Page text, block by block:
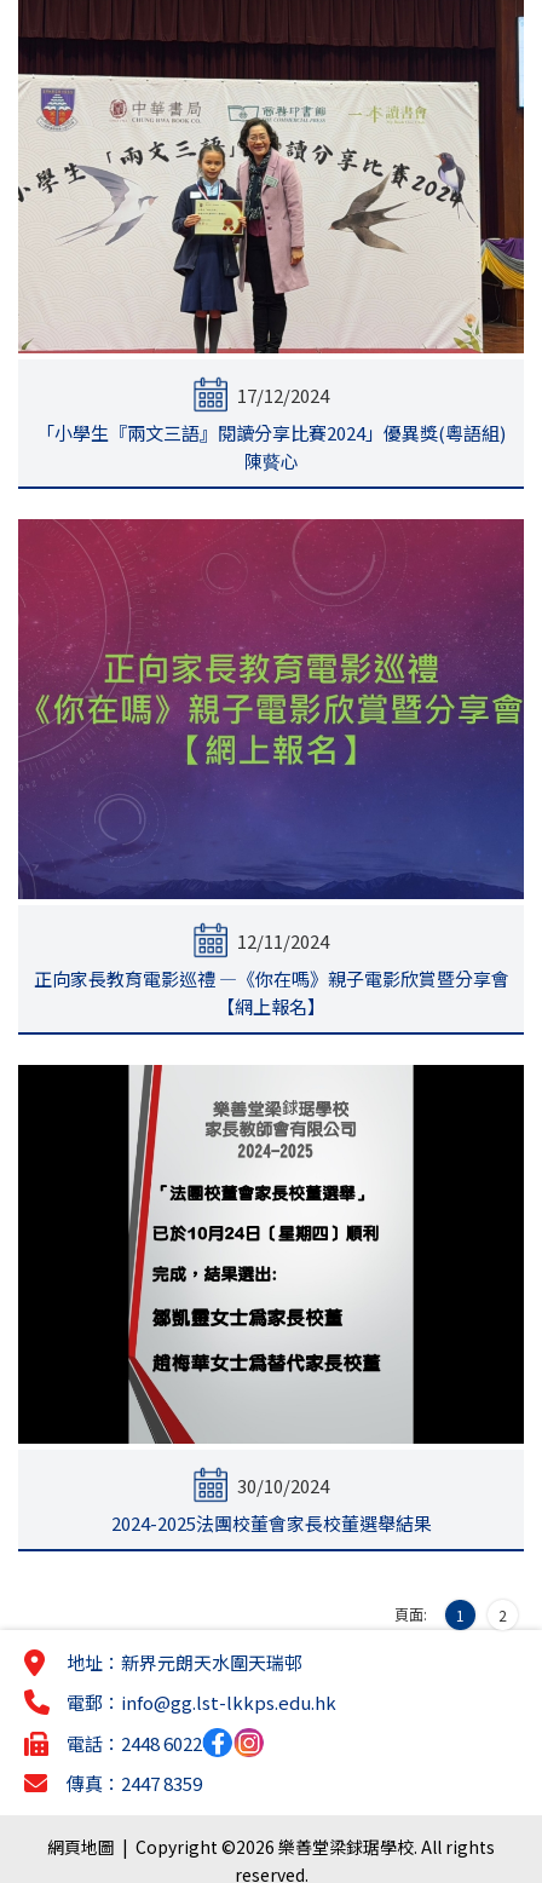
17/12/2024
「小學生『兩文三語』閱讀分享比賽2024」優異獎(粵語組)
陳藖心
12/11/2024
正向家長教育電影巡禮 —《你在嗎》親子電影欣賞暨分享會
【網上報名】
30/10/2024
2024-2025法團校董會家長校董選舉結果
頁面: 1 2
地址：新界元朗天水圍天瑞邨
電郵： info@gg.lst-lkkps.edu.hk
電話：2448 6022
傳真：2447 8359
網頁地圖 | Copyright ©2026 樂善堂梁銶琚學校. All rights
reserved.